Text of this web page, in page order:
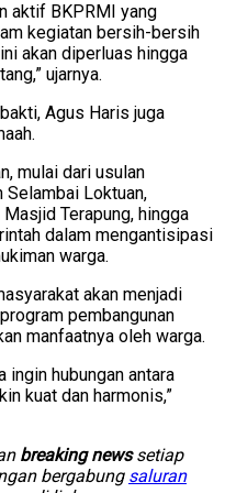
aktif BKPRMI yang
kegiatan bersih-bersih
akan diperluas hingga
ujarnya.
Agus Haris juga
mulai dari usulan
Loktuan,
Terapung, hingga
dalam mengantisipasi
warga.
akan menjadi
pembangunan
manfaatnya oleh warga.
ingin hubungan antara
kuat dan harmonis,”
breaking newssetiap
bergabung saluran